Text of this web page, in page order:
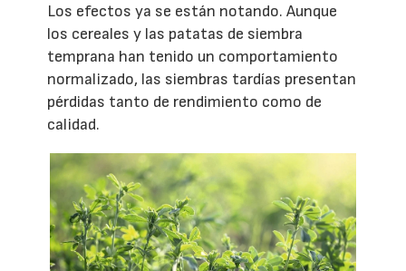
Los efectos ya se están notando. Aunque
los cereales y las patatas de siembra
temprana han tenido un comportamiento
normalizado, las siembras tardías presentan
pérdidas tanto de rendimiento como de
calidad.